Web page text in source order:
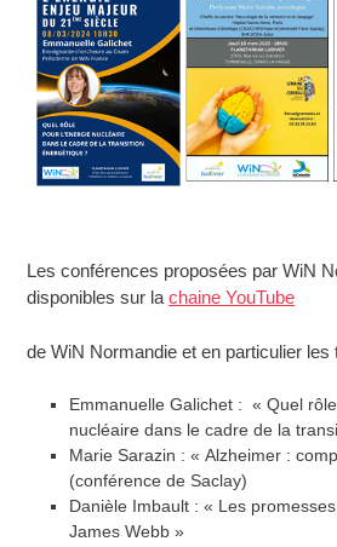
Les conférences proposées par WiN
disponibles sur lachaine YouTube
de WiN Normandie et en particulier les
Emmanuelle Galichet : « Quel
nucléaire dans le cadre de la
Marie Sarazin : « Alzheimer :
(conférence de Saclay)
Danièle Imbault : « Les
James Webb »